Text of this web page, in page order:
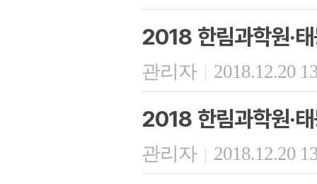
2018 한림과학원·
관리자 | 2018.12.20
2018 한림과학원·
관리자 | 2018.12.20